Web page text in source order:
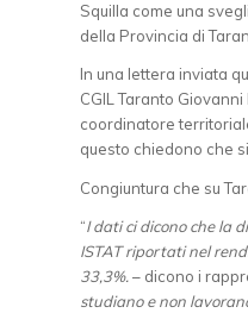
Squilla come una
della Provincia di
In una lettera inviata
CGIL Taranto
coordinatore
questo chiedono che
Congiuntura che su
“I dati ci dicono che la
ISTAT riportati nel
33,3%.– dicono i
studiano e non